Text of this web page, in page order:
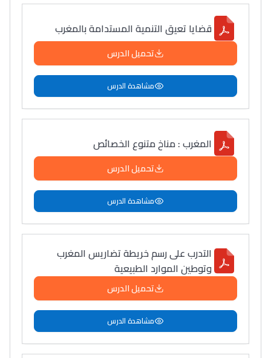
Lycée Maroc
قضايا تعيق التنمية المستدامة بالمغرب
تحميل الدرس
مشاهدة الدرس
المغرب : مناخ متنوع الخصائص
تحميل الدرس
مشاهدة الدرس
التدرب على رسم خريطة تضاريس المغرب
وتوطين الموارد الطبيعية
تحميل الدرس
مشاهدة الدرس